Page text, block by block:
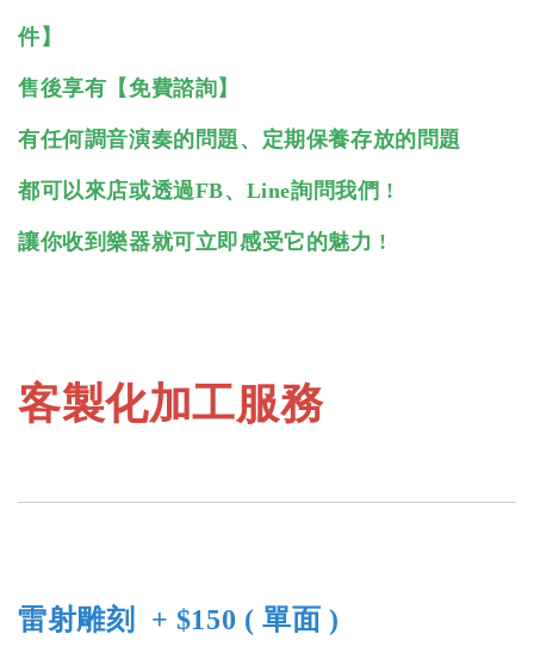
件】
售後享有【免費諮詢】
有任何調音演奏的問題、定期保養存放的問題
都可以來店或透過FB、Line詢問我們 !
讓你收到樂器就可立即感受它的魅力 !
客製化加工服務
雷射雕刻 + $150 ( 單面 )